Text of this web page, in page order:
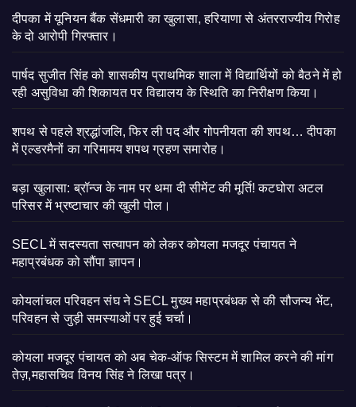
दीपका में यूनियन बैंक सेंधमारी का खुलासा, हरियाणा से अंतरराज्यीय गिरोह
के दो आरोपी गिरफ्तार।
पार्षद सुजीत सिंह को शासकीय प्राथमिक शाला में विद्यार्थियों को बैठने में हो
रही असुविधा की शिकायत पर विद्यालय के स्थिति का निरीक्षण किया।
शपथ से पहले श्रद्धांजलि, फिर ली पद और गोपनीयता की शपथ… दीपका
में एल्डरमैनों का गरिमामय शपथ ग्रहण समारोह।
बड़ा खुलासा: ब्रॉन्ज के नाम पर थमा दी सीमेंट की मूर्ति! कटघोरा अटल
परिसर में भ्रष्टाचार की खुली पोल।
SECL में सदस्यता सत्यापन को लेकर कोयला मजदूर पंचायत ने
महाप्रबंधक को सौंपा ज्ञापन।
कोयलांचल परिवहन संघ ने SECL मुख्य महाप्रबंधक से की सौजन्य भेंट,
परिवहन से जुड़ी समस्याओं पर हुई चर्चा।
कोयला मजदूर पंचायत को अब चेक-ऑफ सिस्टम में शामिल करने की मांग
तेज़,महासचिव विनय सिंह ने लिखा पत्र।